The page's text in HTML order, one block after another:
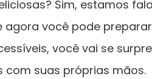
Sim, estamos
agora você pode
você vai se
com suas próprias mãos.